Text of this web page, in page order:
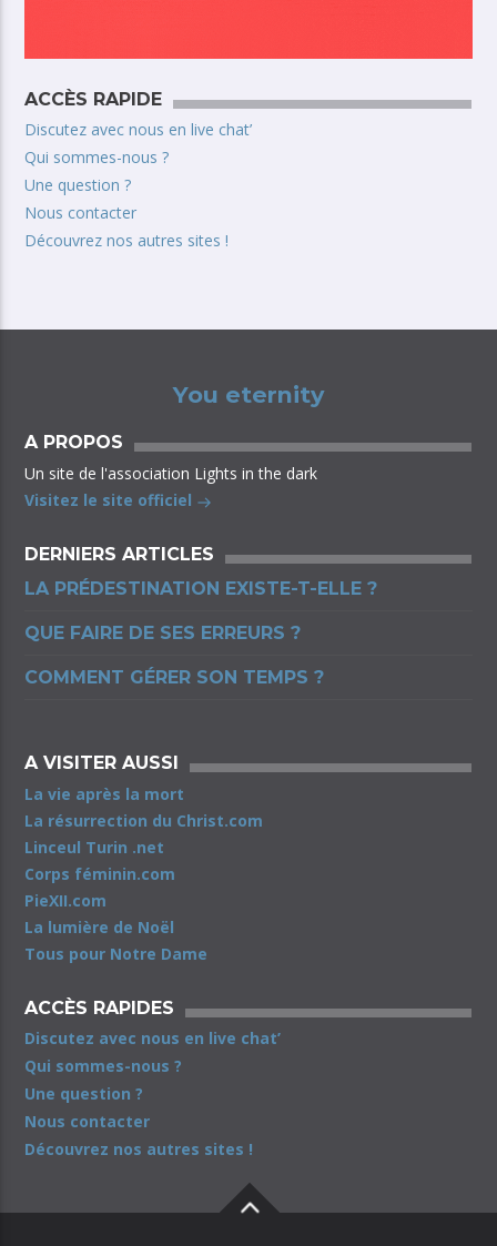
ACCÈS RAPIDE
Discutez avec nous en live chat’
Qui sommes-nous ?
Une question ?
Nous contacter
Découvrez nos autres sites !
You eternity
A PROPOS
Un site de l'association Lights in the dark
Visitez le site officiel
DERNIERS ARTICLES
LA PRÉDESTINATION EXISTE-T-ELLE ?
QUE FAIRE DE SES ERREURS ?
COMMENT GÉRER SON TEMPS ?
A VISITER AUSSI
La vie après la mort
La résurrection du Christ.com
Linceul Turin .net
Corps féminin.com
PieXII.com
La lumière de Noël
Tous pour Notre Dame
ACCÈS RAPIDES
Discutez avec nous en live chat’
Qui sommes-nous ?
Une question ?
Nous contacter
Découvrez nos autres sites !